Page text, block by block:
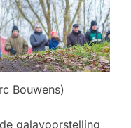
Bouwens)
galavoorstelling